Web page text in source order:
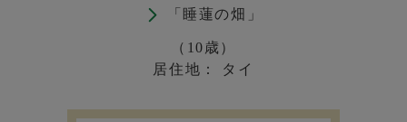
「睡蓮の畑」
（10歳）
居住地： タイ